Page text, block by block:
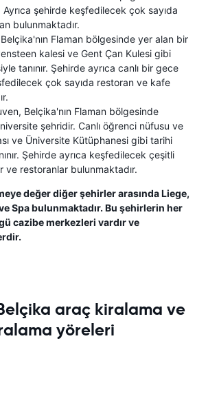
Ayrıca şehirde keşfedilecek çok sayıda
bulunmaktadır.
Flaman bölgesinde yer alan bir
kalesi ve Gent Çan Kulesi gibi
tanınır. Şehirde ayrıca canlı bir gece
çok sayıda restoran ve kafe
Belçika'nın Flaman bölgesinde
şehridir. Canlı öğrenci nüfusu ve
ve Üniversite Kütüphanesi gibi tarihi
Şehirde ayrıca keşfedilecek çeşitli
ve restoranlar bulunmaktadır.
değer diğer şehirler arasında Liege,
Spa bulunmaktadır. Bu şehirlerin her
cazibe merkezleri vardır ve
araç kiralama ve
yöreleri